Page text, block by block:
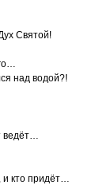
Святой!
над водой?!
ведёт…
и кто придёт…